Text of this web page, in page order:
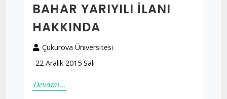
BAHAR YARIYILI İLANI
HAKKINDA
Çukurova Üniversitesi
22 Aralık 2015 Salı
Devamı...